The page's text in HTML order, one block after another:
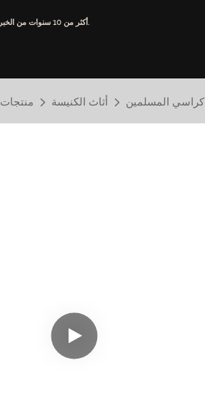
أكثر من 10 سنوات من الخبرة في تصنيع أثاث الفنادق والحفلات.
منتجات أثاث الكنيسة كراسي المسلمين